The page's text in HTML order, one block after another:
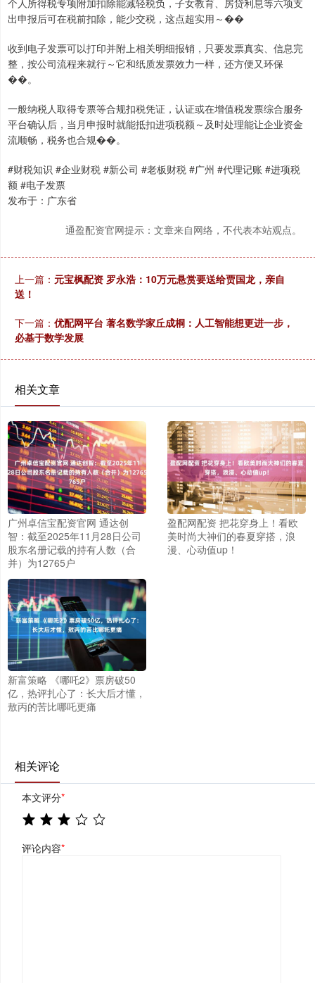
个人所得税专项附加扣除能减轻税负，子女教育、房贷利息等六项支
出申报后可在税前扣除，能少交税，这点超实用～��
收到电子发票可以打印并附上相关明细报销，只要发票真实、信息完
整，按公司流程来就行～它和纸质发票效力一样，还方便又环保
��。
一般纳税人取得专票等合规扣税凭证，认证或在增值税发票综合服务
平台确认后，当月申报时就能抵扣进项税额～及时处理能让企业资金
流顺畅，税务也合规��。
#财税知识 #企业财税 #新公司 #老板财税 #广州 #代理记账 #进项税
额 #电子发票
发布于：广东省
通盈配资官网提示：文章来自网络，不代表本站观点。
上一篇： 元宝枫配资 罗永浩：10万元悬赏要送给贾国龙，亲自
送！
下一篇： 优配网平台 著名数学家丘成桐：人工智能想更进一步，
必基于数学发展
相关文章
广州卓信宝配资官网 通达创
智：截至2025年11月28日公司
股东名册记载的持有人数（合
并）为12765户
盈配网配资 把花穿身上！看欧
美时尚大神们的春夏穿搭，浪
漫、心动值up！
新富策略 《哪吒2》票房破50
亿，热评扎心了：长大后才懂，
敖丙的苦比哪吒更痛
相关评论
本文评分*
评论内容*